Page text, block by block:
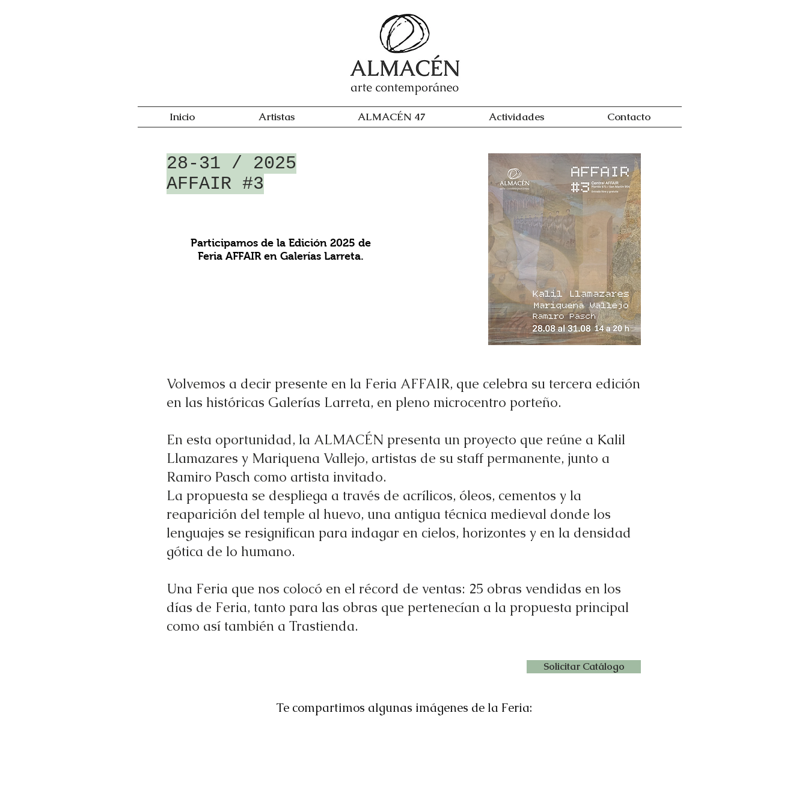
Inicio Artistas ALMACÉN 47 Actividades Contacto
28-31 / 2025
AFFAIR #3
Participamos de la Edición 2025 de
Feria AFFAIR en Galerías Larreta.
Volvemos a decir presente en la Feria AFFAIR, que celebra su tercera edición
en las históricas Galerías Larreta, en pleno microcentro porteño.
En esta oportunidad, la ALMACÉN presenta un proyecto que reúne a Kalil
Llamazares y Mariquena Vallejo, artistas de su staff permanente, junto a
Ramiro Pasch como artista invitado.
La propuesta se despliega a través de acrílicos, óleos, cementos y la
reaparición del temple al huevo, una antigua técnica medieval donde los
lenguajes se resignifican para indagar en cielos, horizontes y en la densidad
gótica de lo humano.
Una Feria que nos colocó en el récord de ventas: 25 obras vendidas en los
días de Feria, tanto para las obras que pertenecían a la propuesta principal
como así también a Trastienda.
Solicitar Catálogo
Te compartimos algunas imágenes de la Feria: